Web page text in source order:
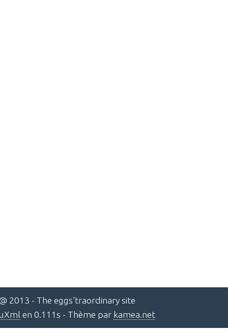
2013 - The eggs'traordinary site
en 0.111s - Thème par kamea.net